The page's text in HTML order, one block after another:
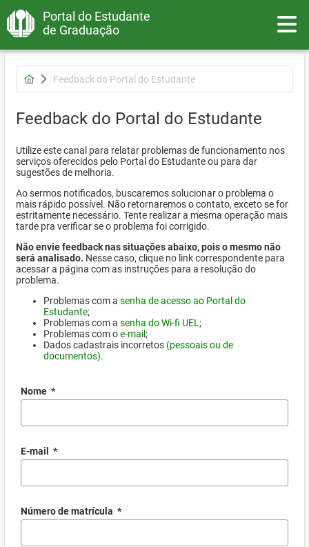
Portal do Estudante
de Graduação
Feedback do Portal do Estudante
Feedback do Portal do Estudante
Utilize este canal para relatar problemas de funcionamento nos
serviços oferecidos pelo Portal do Estudante ou para dar
sugestões de melhoria.
Ao sermos notificados, buscaremos solucionar o problema o
mais rápido possível. Não retornaremos o contato, exceto se for
estritamente necessário. Tente realizar a mesma operação mais
tarde pra verificar se o problema foi corrigido.
Não envie feedback nas situações abaixo, pois o mesmo não
será analisado. Nesse caso, clique no link correspondente para
acessar a página com as instruções para a resolução do
problema.
Problemas com a senha de acesso ao Portal do
Estudante;
Problemas com a senha do Wi-fi UEL ;
Problemas com oe-mail;
Dados cadastrais incorretos (pessoais ou de
documentos).
Nome *
E-mail *
Número de matrícula *